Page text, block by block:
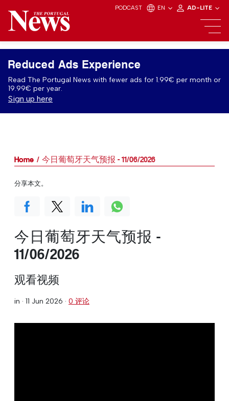
PODCAST EN AD-LITE
Reduced Ads Experience
Read The Portugal News with fewer ads for 1.99€ per month or
19.99€ per year.
Sign up here
Home 今日葡萄牙天气预报 - 11/06/2026
今日葡萄牙天气预报 -
11/06/2026
观看视频
in · 11 Jun 2026 · 0 评论
分享本文。